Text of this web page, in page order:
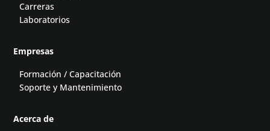
Carreras
Laboratorios
Empresas
Formación / Capacitación
Soporte y Mantenimiento
Acerca de